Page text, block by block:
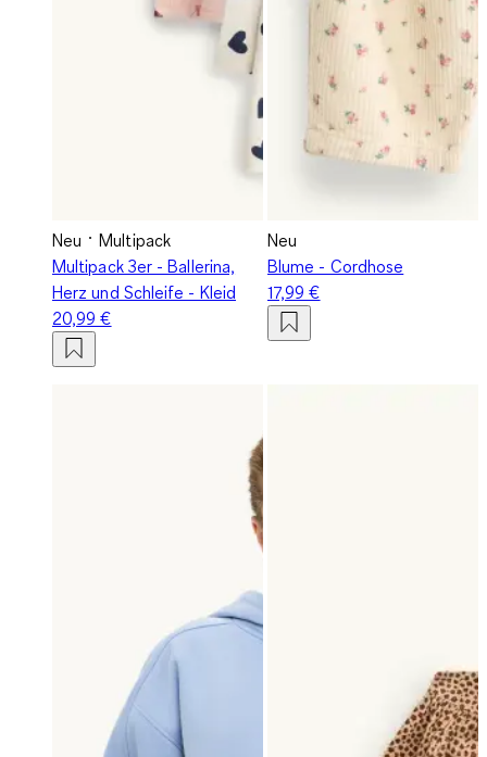
Neu
Multipack
Multipack 3er - Ballerina,
Herz und Schleife - Kleid
20,99 €
Neu
Blume - Cordhose
17,99 €